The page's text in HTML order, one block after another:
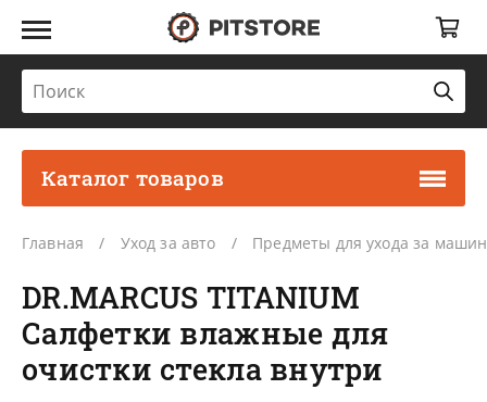
Каталог товаров
Главная Уход за авто Предметы для ухода за
DR.MARCUS TITANIUM
Салфетки влажные для
очистки стекла внутри